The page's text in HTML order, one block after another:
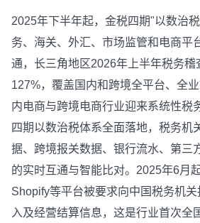
2025年下半年起，金税四期"以数治
务、海关、外汇、市场监管和电商平
通，长三角地区2026年上半年税务稽
127%，覆盖国内和跨境全平台、全
内电商与跨境电商行业迎来系统性税
四期以数治税体系全面落地，税务机
据、跨境报关数据、银行流水、第三
的实时互通与智能比对。2025年6月
Shopify等平台被要求向中国税务机
入及经营结算信息，这是行业首次全